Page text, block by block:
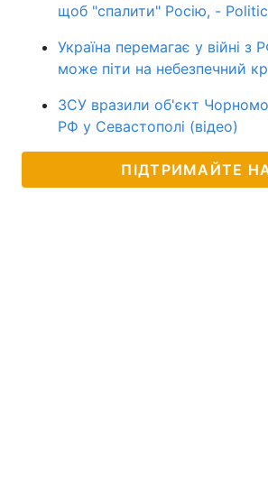
щоб "спалити" Росію, -
Україна перемагає у війні з
може піти на небезпечний
ЗСУ вразили об'єкт
РФ у Севастополі (відео)
ПІДТРИМАЙТЕ